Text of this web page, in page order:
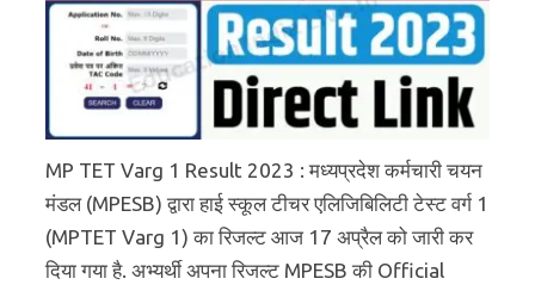
MP TET Varg 1 Result 2023 : मध्यप्रदेश कर्मचारी चयन
मंडल (MPESB) द्वारा हाई स्कूल टीचर एलिजिबिलिटी टेस्ट वर्ग 1
(MPTET Varg 1) का रिजल्ट आज 17 अप्रैल को जारी कर
दिया गया है. अभ्यर्थी अपना रिजल्ट MPESB की Official